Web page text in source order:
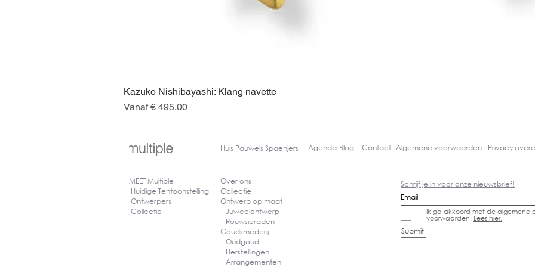
Kazuko Nishibayashi: Klang navette
Vanaf€ 495,00
Verkoopprijs
Huis Pauwels Spaenjers Agenda-Blog Contact Algemene voorwaarden Privacy
MEET Multiple
Huidige Tentoonstelling
Ontwerpers
Collectie
Over ons
Collectie
Ontwerp op maat
Juweelontwerp
Rouwsieraden
Goudsmederij
Oudgoud
Herstellingen
Arrangementen
Schrijf je in voor onze nieuwsbrief!
Ik ga akkoord met de algemene
voorwaarden. Lees hier.
Submit